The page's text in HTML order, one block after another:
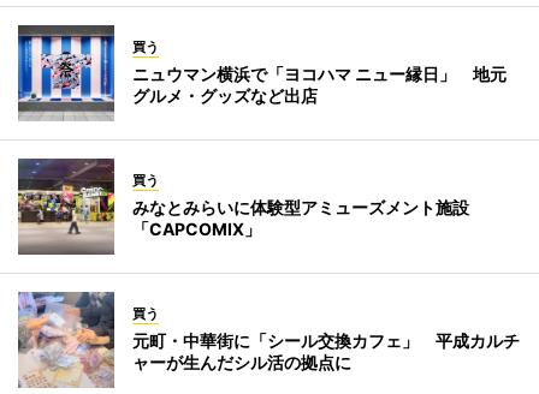
買う
ニュウマン横浜で「ヨコハマ ニュー縁日」 地元
グルメ・グッズなど出店
買う
みなとみらいに体験型アミューズメント施設
「CAPCOMIX」
買う
元町・中華街に「シール交換カフェ」 平成カルチ
ャーが生んだシル活の拠点に